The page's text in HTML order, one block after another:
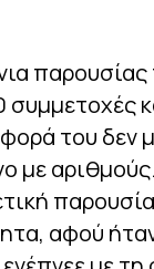
συμμετοχές
του δεν
με
αφού